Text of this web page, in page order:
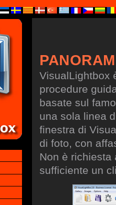
VisualLightbox
procedure
basate sul
una sola linea
finestra di
di foto, con
Non è richiesta
sufficiente un